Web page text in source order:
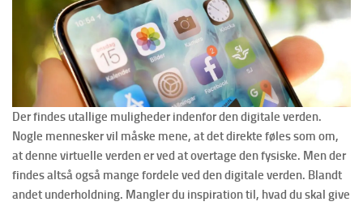
Der findes utallige muligheder indenfor den digitale verden.
Nogle mennesker vil måske mene, at det direkte føles som om,
at denne virtuelle verden er ved at overtage den fysiske. Men der
findes altså også mange fordele ved den digitale verden. Blandt
andet underholdning. Mangler du inspiration til, hvad du skal give